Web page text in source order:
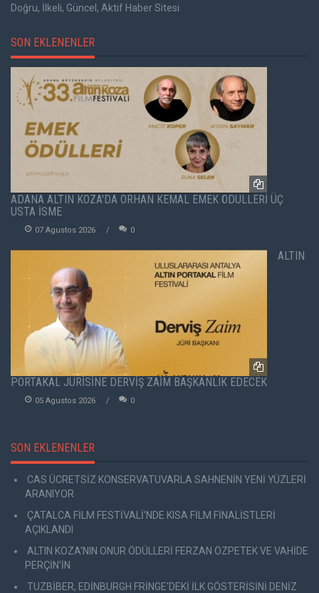
Doğru, İlkeli, Güncel, Aktif Haber Sitesi
SON EKLENENLER
ADANA ALTIN KOZA'DA ORHAN KEMAL EMEK ÖDÜLLERİ ÜÇ
USTA İSME
07 Agustos 2026 0
ALTIN
PORTAKAL JÜRİSİNE DERVİŞ ZAİM BAŞKANLIK EDECEK
05 Agustos 2026 0
SON EKLENENLER
CAS ÜCRETSİZ KONSERVATUVARLA SAHNENİN YENİ YÜZLERİ
ARANIYOR
ÇATALCA FİLM FESTİVALİ'NDE KISA FİLM FİNALİSTLERİ
AÇIKLANDI
ALTIN KOZA'NIN ONUR ÖDÜLLERİ FERZAN ÖZPETEK VE VAHİDE
PERÇİN'İN
TUZBİBER, EDİNBURGH FRİNGE'DEKİ İLK GÖSTERİSİNİ DENİZ